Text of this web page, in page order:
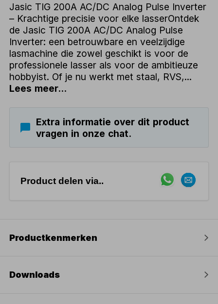
Jasic TIG 200A AC/DC Analog Pulse Inverter
– Krachtige precisie voor elke lasserOntdek
de Jasic TIG 200A AC/DC Analog Pulse
Inverter: een betrouwbare en veelzijdige
lasmachine die zowel geschikt is voor de
professionele lasser als voor de ambitieuze
hobbyist. Of je nu werkt met staal, RVS,...
Lees meer...
Extra informatie over dit product
vragen in onze chat.
Product delen via..
Productkenmerken
Downloads